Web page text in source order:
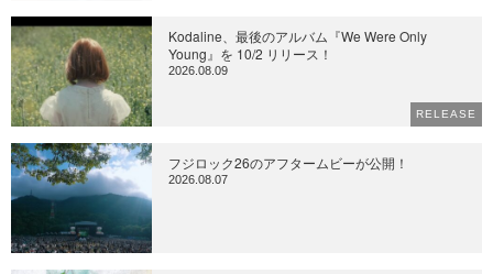
Kodaline、最後のアルバム『We Were Only
Young』を 10/2 リリース！
2026.08.09
RELEASE
フジロック26のアフタームビーが公開！
2026.08.07